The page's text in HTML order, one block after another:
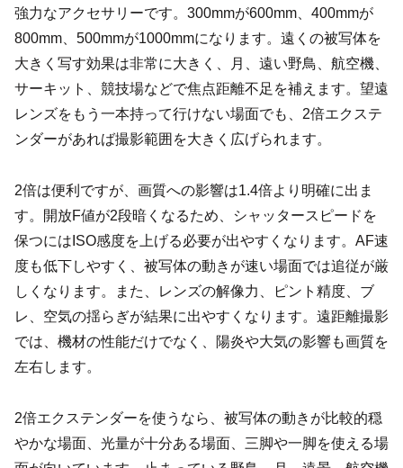
強力なアクセサリーです。300mmが600mm、400mmが
800mm、500mmが1000mmになります。遠くの被写体を
大きく写す効果は非常に大きく、月、遠い野鳥、航空機、
サーキット、競技場などで焦点距離不足を補えます。望遠
レンズをもう一本持って行けない場面でも、2倍エクステ
ンダーがあれば撮影範囲を大きく広げられます。
2倍は便利ですが、画質への影響は1.4倍より明確に出ま
す。開放F値が2段暗くなるため、シャッタースピードを
保つにはISO感度を上げる必要が出やすくなります。AF速
度も低下しやすく、被写体の動きが速い場面では追従が厳
しくなります。また、レンズの解像力、ピント精度、ブ
レ、空気の揺らぎが結果に出やすくなります。遠距離撮影
では、機材の性能だけでなく、陽炎や大気の影響も画質を
左右します。
2倍エクステンダーを使うなら、被写体の動きが比較的穏
やかな場面、光量が十分ある場面、三脚や一脚を使える場